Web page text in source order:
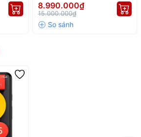
8.990.000₫
15.000.000₫